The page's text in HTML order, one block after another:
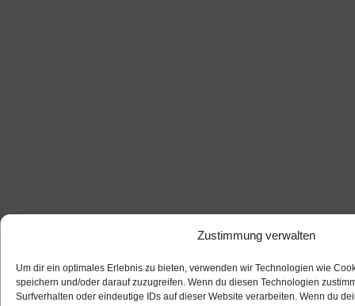
Zustimmung verwalten
Um dir ein optimales Erlebnis zu bieten, verwenden wir Technologien wie
speichern und/oder darauf zuzugreifen. Wenn du diesen Technologien
Surfverhalten oder eindeutige IDs auf dieser Website verarbeiten. Wenn du